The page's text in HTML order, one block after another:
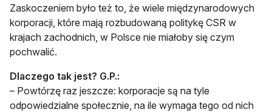
Zaskoczeniem było też to, że wiele międzynarodowych
korporacji, które mają rozbudowaną politykę CSR w
krajach zachodnich, w Polsce nie miałoby się czym
pochwalić.
Dlaczego tak jest? G.P.:
– Powtórzę raz jeszcze: korporacje są na tyle
odpowiedzialne społecznie, na ile wymaga tego od nich